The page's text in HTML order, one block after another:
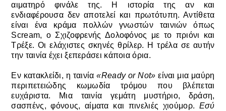
αιματηρό φινάλε της. Η ιστορία της αν και
ενδιαφέρουσα δεν αποτελεί και πρωτότυπη. Αντίθετα
είναι ένα κράμα πολλών γνωστών ταινιών όπως
Scream, ο Σχιζοφρενής Δολοφόνος με το πριόνι και
Τρέξε. Οι ελάχιστες σκηνές θρίλερ. Η τρέλα σε αυτήν
την ταινία έχει ξεπεράσει κάποια όρια.
Εν κατακλείδι, η ταινία«Ready or Not» είναι μια μαύρη
περιπετειώδης κωμωδία τρόμου που βλέπεται
ευχάριστα. Μια ταινία γεμάτη μυστήριο, δράση,
σασπένς, φόνους, αίματα και πινελιές χιούμορ. Εσύ